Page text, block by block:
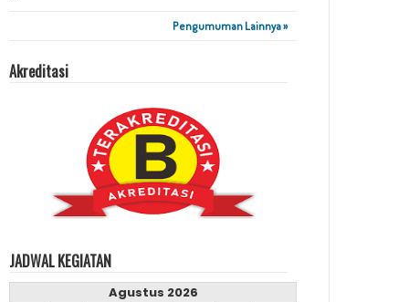
Pengumuman Lainnya »
Akreditasi
JADWAL KEGIATAN
Agustus 2026